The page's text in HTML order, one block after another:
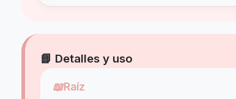
📘 Detalles y uso
📖Raíz